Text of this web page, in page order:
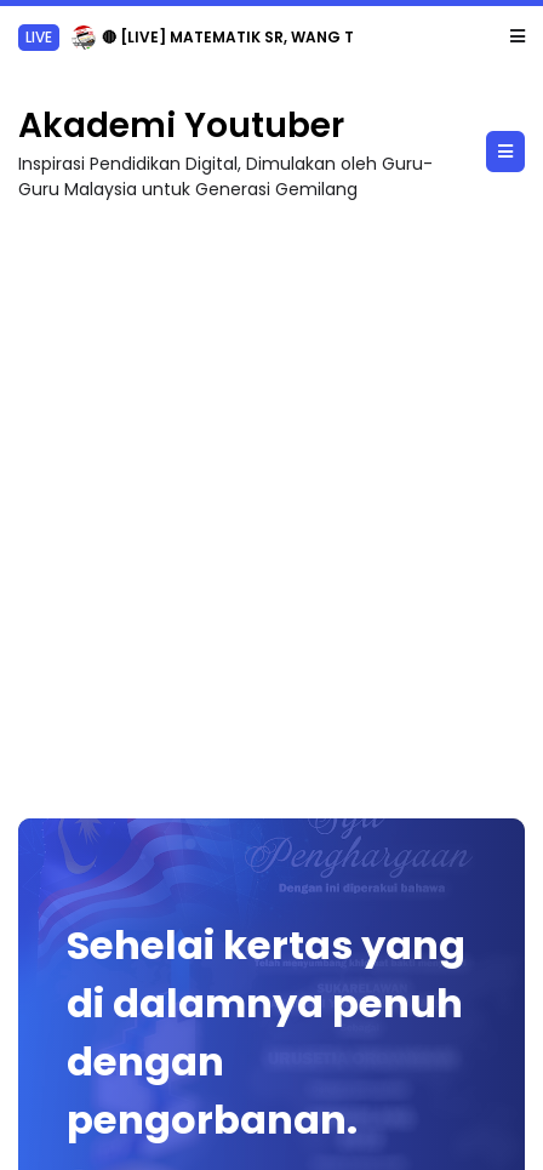
LIVE 🔴 [LIVE] MATEMATIK SR, WANG TAHUN 6 OLEH CIKGU ANITA #ALLINONE #141 #...
Akademi Youtuber
Inspirasi Pendidikan Digital, Dimulakan oleh Guru-
Guru Malaysia untuk Generasi Gemilang
Sehelai kertas yang
di dalamnya penuh
dengan
pengorbanan.